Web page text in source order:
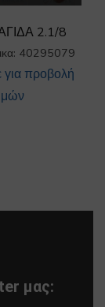
2.1/8
40295079
για προβολή
μας: